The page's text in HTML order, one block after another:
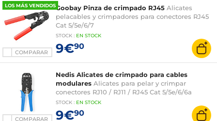
LOS MÁS VENDIDOS
COMPARAR
Goobay Pinza de crimpado RJ45 Alicates
pelacables y crimpadores para conectores RJ45
Cat 5/5e/6/7
STOCK : EN STOCK
9€90
COMPARAR
Nedis Alicates de crimpado para cables
modulares Alicates para pelar y crimpar
conectores RJ10 / RJ11 / RJ45 Cat 5/5e/6/6a
STOCK : EN STOCK
9€90